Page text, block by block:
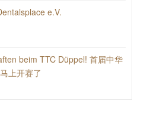
e.V.
beim TTC Düppel! 首届中华
上开赛了